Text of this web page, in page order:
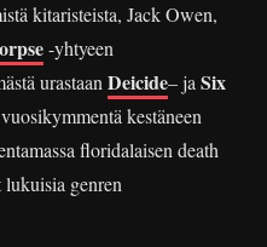
kitaristeista, Jack Owen,
-yhtyeen
urastaan Deicide– ja Six
kestäneen
floridalaisen death
genren